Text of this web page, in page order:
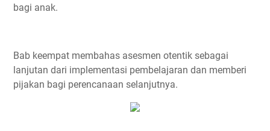
bagi anak.
Bab keempat membahas asesmen otentik sebagai
lanjutan dari implementasi pembelajaran dan memberi
pijakan bagi perencanaan selanjutnya.